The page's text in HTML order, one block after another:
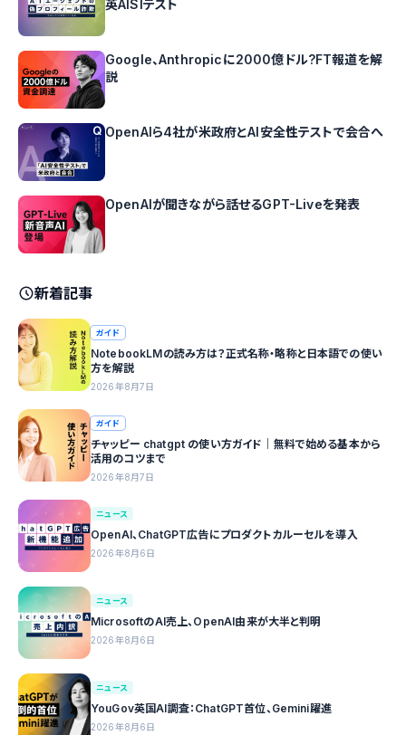
英AISIテスト
Google、Anthropicに2000億ドル?FT報道を解
説
OpenAIら4社が米政府とAI安全性テストで会合へ
OpenAIが聞きながら話せるGPT-Liveを発表
新着記事
ガイド
NotebookLMの読み方は？正式名称・略称と日本語での使い
方を解説
2026年8月7日
ガイド
チャッピー chatgpt の使い方ガイド｜無料で始める基本から
活用のコツまで
2026年8月7日
ニュース
OpenAI、ChatGPT広告にプロダクトカルーセルを導入
2026年8月6日
ニュース
MicrosoftのAI売上、OpenAI由来が大半と判明
2026年8月6日
ニュース
YouGov英国AI調査：ChatGPT首位、Gemini躍進
2026年8月6日